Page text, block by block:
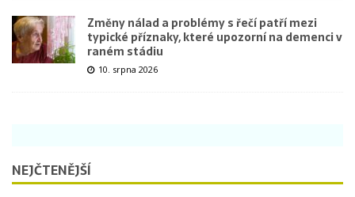
Změny nálad a problémy s řečí patří mezi
typické příznaky, které upozorní na demenci v
raném stádiu
10. srpna 2026
NEJČTENĚJŠÍ